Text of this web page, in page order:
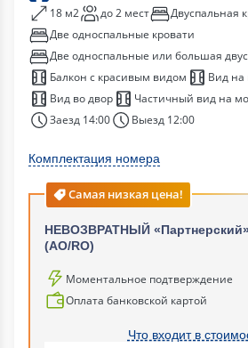
18 м2 до 2 мест
Двуспальная
Две односпальные кровати
Две односпальные или большая
Балкон с красивым видом
Вид на
Вид во двор
Частичный вид на
Заезд 14:00
Выезд 12:00
Комплектация номера
Самая низкая цена!
НЕВОЗВРАТНЫЙ
(АО/RO)
Моментальное подтверждение
Оплата банковской картой
Что входит в